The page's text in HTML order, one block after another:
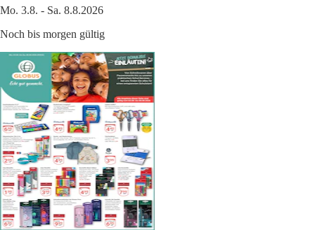
Mo. 3.8. - Sa. 8.8.2026
Noch bis morgen gültig